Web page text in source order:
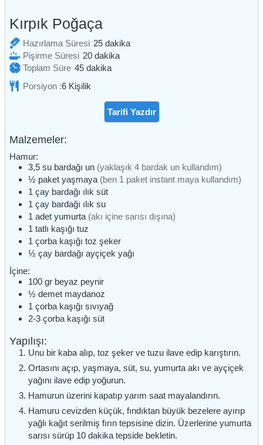
Kırpık Poğaça
Hazırlama Süresi 25dakika
dakika
Pişirme Süresi 20dakika
dakika
Toplam Süre 45dakika
dakika
Porsiyon :6 Kişilik
Tarifi Yazdır
Malzemeler:
Hamur:
3,5 su bardağı un (yaklaşık 4 bardak un kullandım)
½ paket yaşmaya (ben 1 paket instant maya kullandım)
1 çay bardağı ılık süt
1 çay bardağı ılık su
1 adet yumurta (akı içine sarısı dışına)
1 tatlı kaşığı tuz
1 çorba kaşığı toz şeker
½ çay bardağı ayçiçek yağı
İçine:
100 gr beyaz peynir
½ demet maydanoz
1 çorba kaşığı sıvıyağ
2-3 çorba kaşığı süt
Yapılışı:
Unu bir kaba alıp, toz şeker ve tuzu ilave edip karıştırın.
Ortasını açıp, yaşmaya, süt, su, yumurta akı ve ayçiçek
yağını ilave edip yoğurun.
Hamurun üzerini kapatıp yarım saat mayalandırın.
Hamuru cevizden küçük, fındıktan büyük bezelere ayırıp
yağlı kağıt serilmiş fırın tepsisine dizin. Üzerlerine yumurta
sarısı sürüp 10 dakika tepside bekletin.